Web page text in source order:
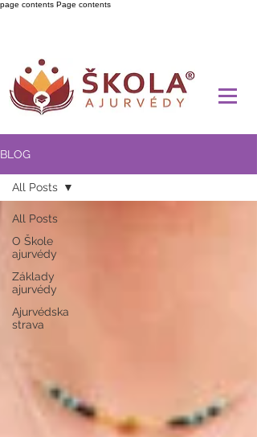
page contents Page contents
BLOG
All Posts
O Škole
ajurvédy
Základy
ajurvédy
Ajurvédska
strava
All Posts